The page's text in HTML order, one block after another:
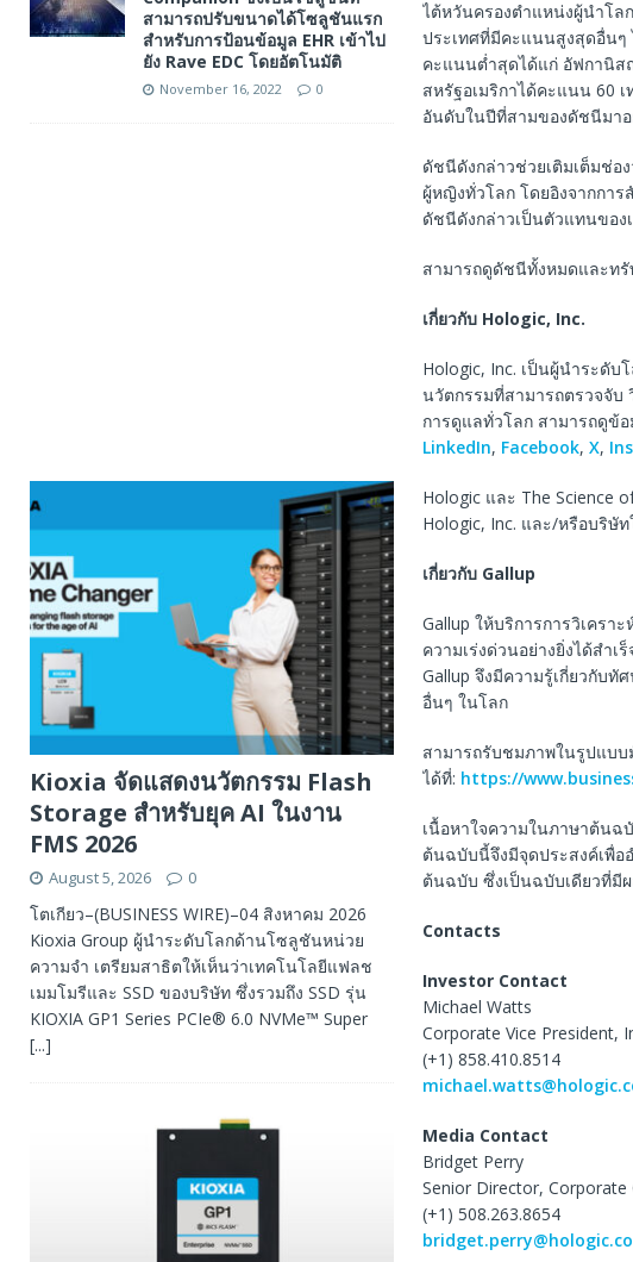
ไต้หวันครองตำแหน่งผู้นำโ
ประเทศที่มีคะแนนสูงสุดอื่นๆ
คะแนนต่ำสุดได้แก่ อัฟกานิส
สหรัฐอเมริกาได้คะแนน 60
อันดับในปีที่สามของดัชนีมา
ดัชนีดังกล่าวช่วยเติมเต็มช่อ
ผู้หญิงทั่วโลก โดยอิงจากกา
ดัชนีดังกล่าวเป็นตัวแทนของ
สามารถดูดัชนีทั้งหมดและทรั
เกี่ยวกับ Hologic, Inc.
Hologic, Inc. เป็นผู้นำระดั
นวัตกรรมที่สามารถตรวจจับ
การดูแลทั่วโลก สามารถดูข้อ
LinkedIn, Facebook, X,
Hologic และ The Science
Hologic, Inc. และ/หรือบริษั
เกี่ยวกับ Gallup
Gallup ให้บริการการวิเคร
ความเร่งด่วนอย่างยิ่งได้สำ
Gallup จึงมีความรู้เกี่ยวกับ
อื่นๆ ในโลก
สามารถรับชมภาพในรูปแบบ
ได้ที่: https://
เนื้อหาใจความในภาษาต้น
ต้นฉบับนี้จึงมีจุดประสงค์เพื่อ
ต้นฉบับ ซึ่งเป็นฉบับเดียวที่มี
Contacts
Investor Contact
Michael Watts
Corporate Vice President,
(+1) 858.410.8514
Media Contact
Bridget Perry
Senior Director,
(+1) 508.263.8654
สามารถปรับขนาดได้โซลูชันแรก
สำหรับการป้อนข้อมูล EHR เข้าไป
ยัง Rave EDC โดยอัตโนมัติ
November 16, 2022 0
Kioxia จัดแสดงนวัตกรรม Flash
Storage สำหรับยุค AI ในงาน
FMS 2026
August 5, 2026 0
โตเกียว–(BUSINESS WIRE)–04 สิงหาคม 2026
Kioxia Group ผู้นำระดับโลกด้านโซลูชันหน่วย
ความจำ เตรียมสาธิตให้เห็นว่าเทคโนโลยีแฟลช
เมมโมรีและ SSD ของบริษัท ซึ่งรวมถึง SSD รุ่น
KIOXIA GP1 Series PCIe® 6.0 NVMe™ Super
[...]